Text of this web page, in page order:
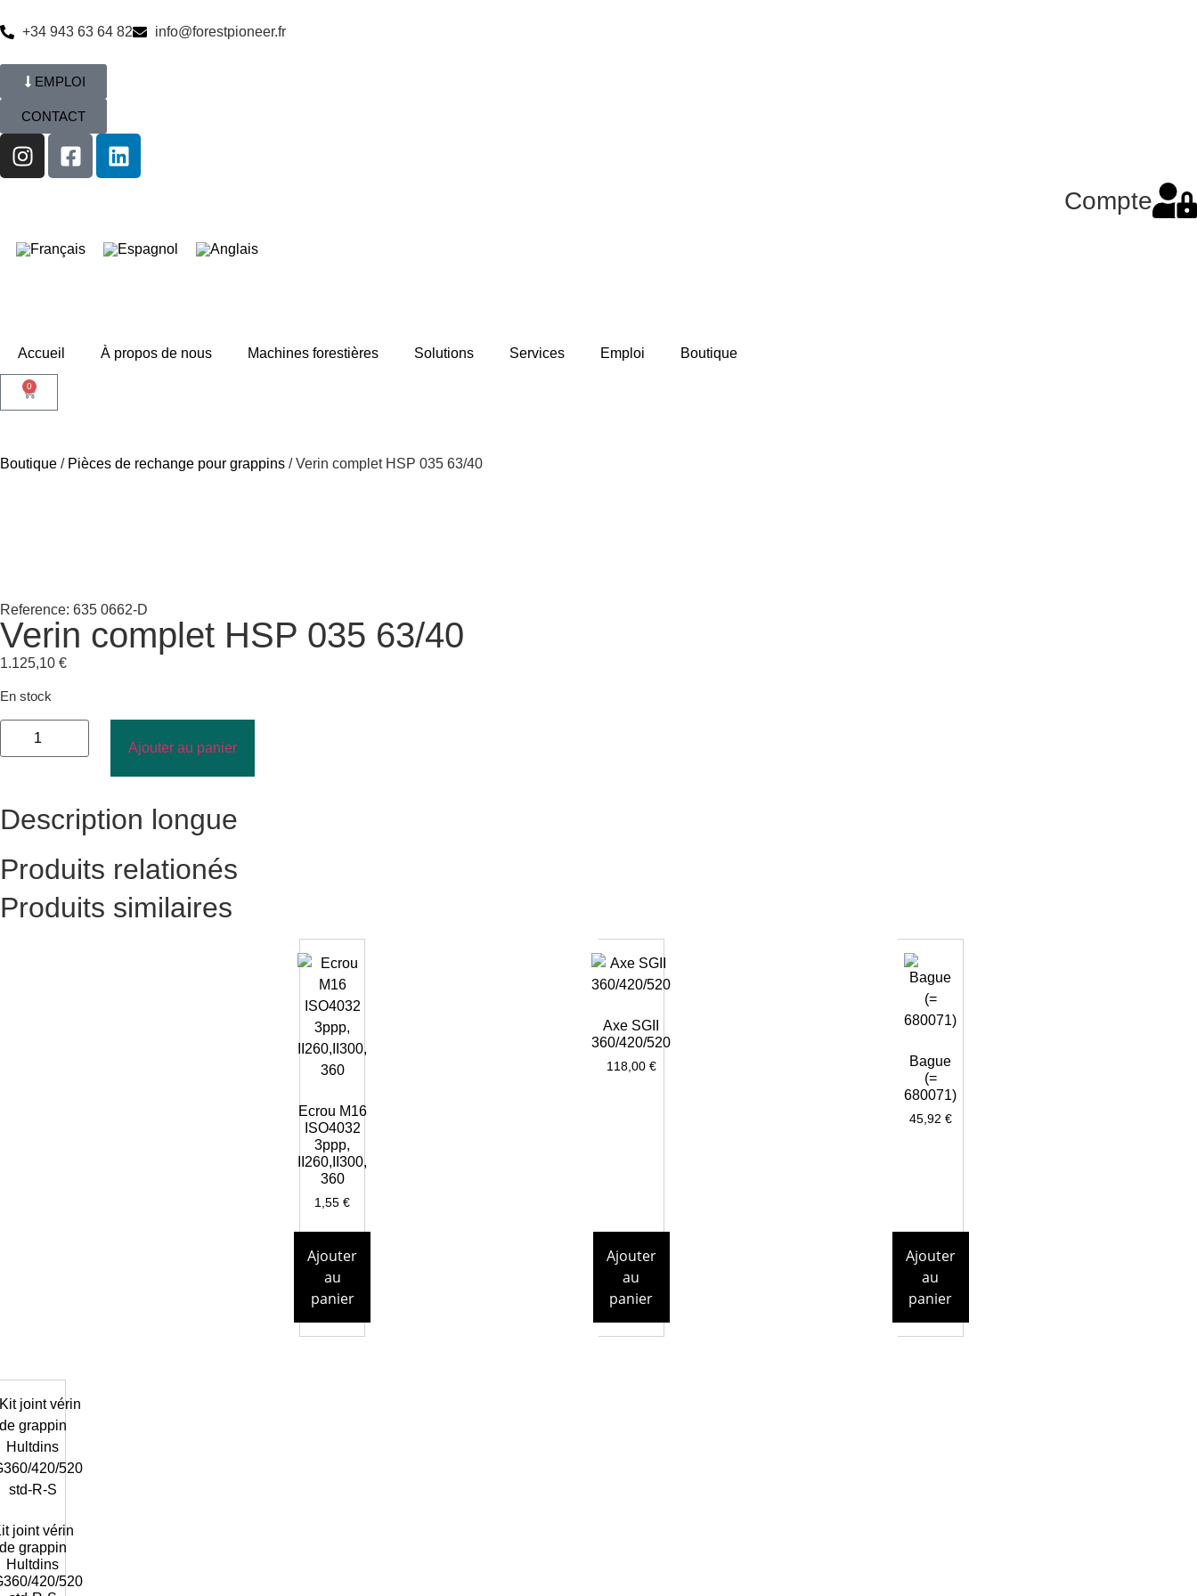
+34 943 63 64 82 info@forestpioneer.fr
EMPLOI
CONTACT
Compte
Accueil À propos de nous Machines forestières Solutions Services Emploi Boutique
0
Boutique / Pièces de rechange pour grappins / Verin complet HSP 035 63/40
Reference: 635 0662-D
Verin complet HSP 035 63/40
1.125,10 €
En stock
Ajouter au panier
Description longue
Produits relationés
Produits similaires
Ecrou M16
ISO4032
3ppp,
II260,II300,
360
1,55€
Ajouter
au
panier
Axe SGII
360/420/520
118,00 €
Ajouter
au
panier
Bague
(=
680071)
45,92 €
Ajouter
au
panier
joint vérin
grappin
Hultdins
420/520